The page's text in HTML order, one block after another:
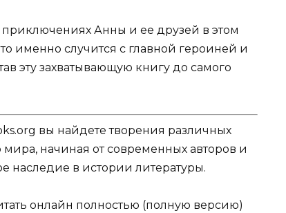
Анны и ее друзей в этом
именно случится с главной героиней и
эту захватывающую книгу до самого
вы найдете творения различных
начиная от современных авторов и
наследие в истории литературы.
онлайн полностью (полную версию)